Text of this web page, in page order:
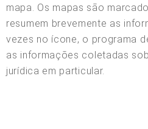
mapa. Os mapas são
resumem brevemente as
vezes no ícone, o programa
as informações coletadas
jurídica em particular.